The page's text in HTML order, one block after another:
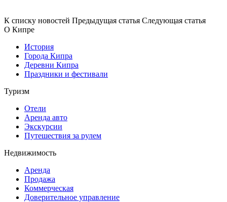
К списку новостей Предыдущая статья Следующая статья
О Кипре
История
Города Кипра
Деревни Кипра
Праздники и фестивали
Туризм
Отели
Аренда авто
Экскурсии
Путешествия за рулем
Недвижимость
Аренда
Продажа
Коммерческая
Доверительное управление